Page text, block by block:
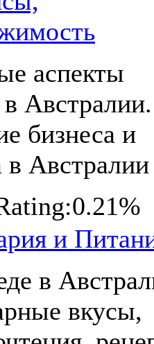
аспекты
Австралии.
бизнеса и
в Австралии
и
в
вкусы,